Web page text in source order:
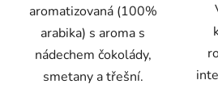
aromatizovaná (100%
arabika) s aroma s
nádechem čokolády,
smetany a třešní.